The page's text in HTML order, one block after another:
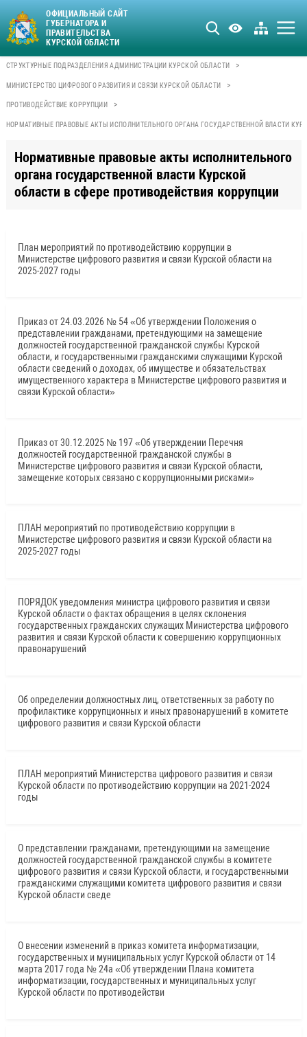
ОФИЦИАЛЬНЫЙ САЙТ
ГУБЕРНАТОРА И
ПРАВИТЕЛЬСТВА
КУРСКОЙ ОБЛАСТИ
СТРУКТУРНЫЕ ПОДРАЗДЕЛЕНИЯ АДМИНИСТРАЦИИ КУРСКОЙ ОБЛАСТИ >
МИНИСТЕРСТВО ЦИФРОВОГО РАЗВИТИЯ И СВЯЗИ КУРСКОЙ ОБЛАСТИ >
ПРОТИВОДЕЙСТВИЕ КОРРУПЦИИ >
НОРМАТИВНЫЕ ПРАВОВЫЕ АКТЫ ИСПОЛНИТЕЛЬНОГО ОРГАНА ГОСУДАРСТВЕННОЙ ВЛАСТИ
Нормативные правовые акты исполнительного
органа государственной власти Курской
области в сфере противодействия коррупции
План мероприятий по противодействию коррупции в
Министерстве цифрового развития и связи Курской области на
2025-2027 годы
Приказ от 24.03.2026 № 54 «Об утверждении Положения о
представлении гражданами, претендующими на замещение
должностей государственной гражданской службы Курской
области, и государственными гражданскими служащими Курской
области сведений о доходах, об имуществе и обязательствах
имущественного характера в Министерстве цифрового развития и
связи Курской области»
Приказ от 30.12.2025 № 197 «Об утверждении Перечня
должностей государственной гражданской службы в
Министерстве цифрового развития и связи Курской области,
замещение которых связано с коррупционными рисками»
ПЛАН мероприятий по противодействию коррупции в
Министерстве цифрового развития и связи Курской области на
2025-2027 годы
ПОРЯДОК уведомления министра цифрового развития и связи
Курской области о фактах обращения в целях склонения
государственных гражданских служащих Министерства цифрового
развития и связи Курской области к совершению коррупционных
правонарушений
Об определении должностных лиц, ответственных за работу по
профилактике коррупционных и иных правонарушений в комитете
цифрового развития и связи Курской области
ПЛАН мероприятий Министерства цифрового развития и связи
Курской области по противодействию коррупции на 2021-2024
годы
О представлении гражданами, претендующими на замещение
должностей государственной гражданской службы в комитете
цифрового развития и связи Курской области, и государственными
гражданскими служащими комитета цифрового развития и связи
Курской области сведе
О внесении изменений в приказ комитета информатизации,
государственных и муниципальных услуг Курской области от 14
марта 2017 года № 24а «Об утверждении Плана комитета
информатизации, государственных и муниципальных услуг
Курской области по противодействи